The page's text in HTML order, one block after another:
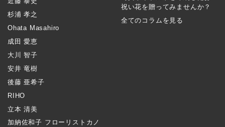
杉浦 孝之
Ohata Masahiro
成田 愛恵
大川 智子
安井 竜樹
後藤 亜希子
RIHO
立本 清美
加納佐和子 フローリストカノ
祝い花を贈ってみませんか？
全てのコラムを見る